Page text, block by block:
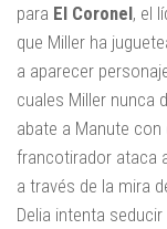
para El Coronel, el
que Miller ha
a aparecer
cuales Miller nunca
abate a Manute
francotirador ataca
a través de la mira
Delia intenta